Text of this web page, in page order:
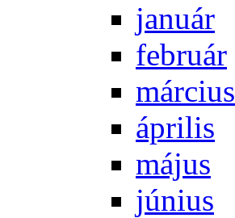
ja­nu­ár
feb­ru­ár
már­ci­us
áp­ri­lis
má­jus
jú­ni­us